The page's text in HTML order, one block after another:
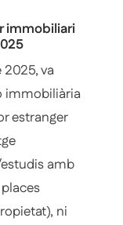
immobiliari
va
immobiliària
estranger
amb
ni